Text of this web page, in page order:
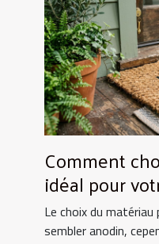
Comment
idéal pour
Le choix du
sembler anodin,